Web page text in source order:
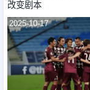
改变剧本
2025-10-17